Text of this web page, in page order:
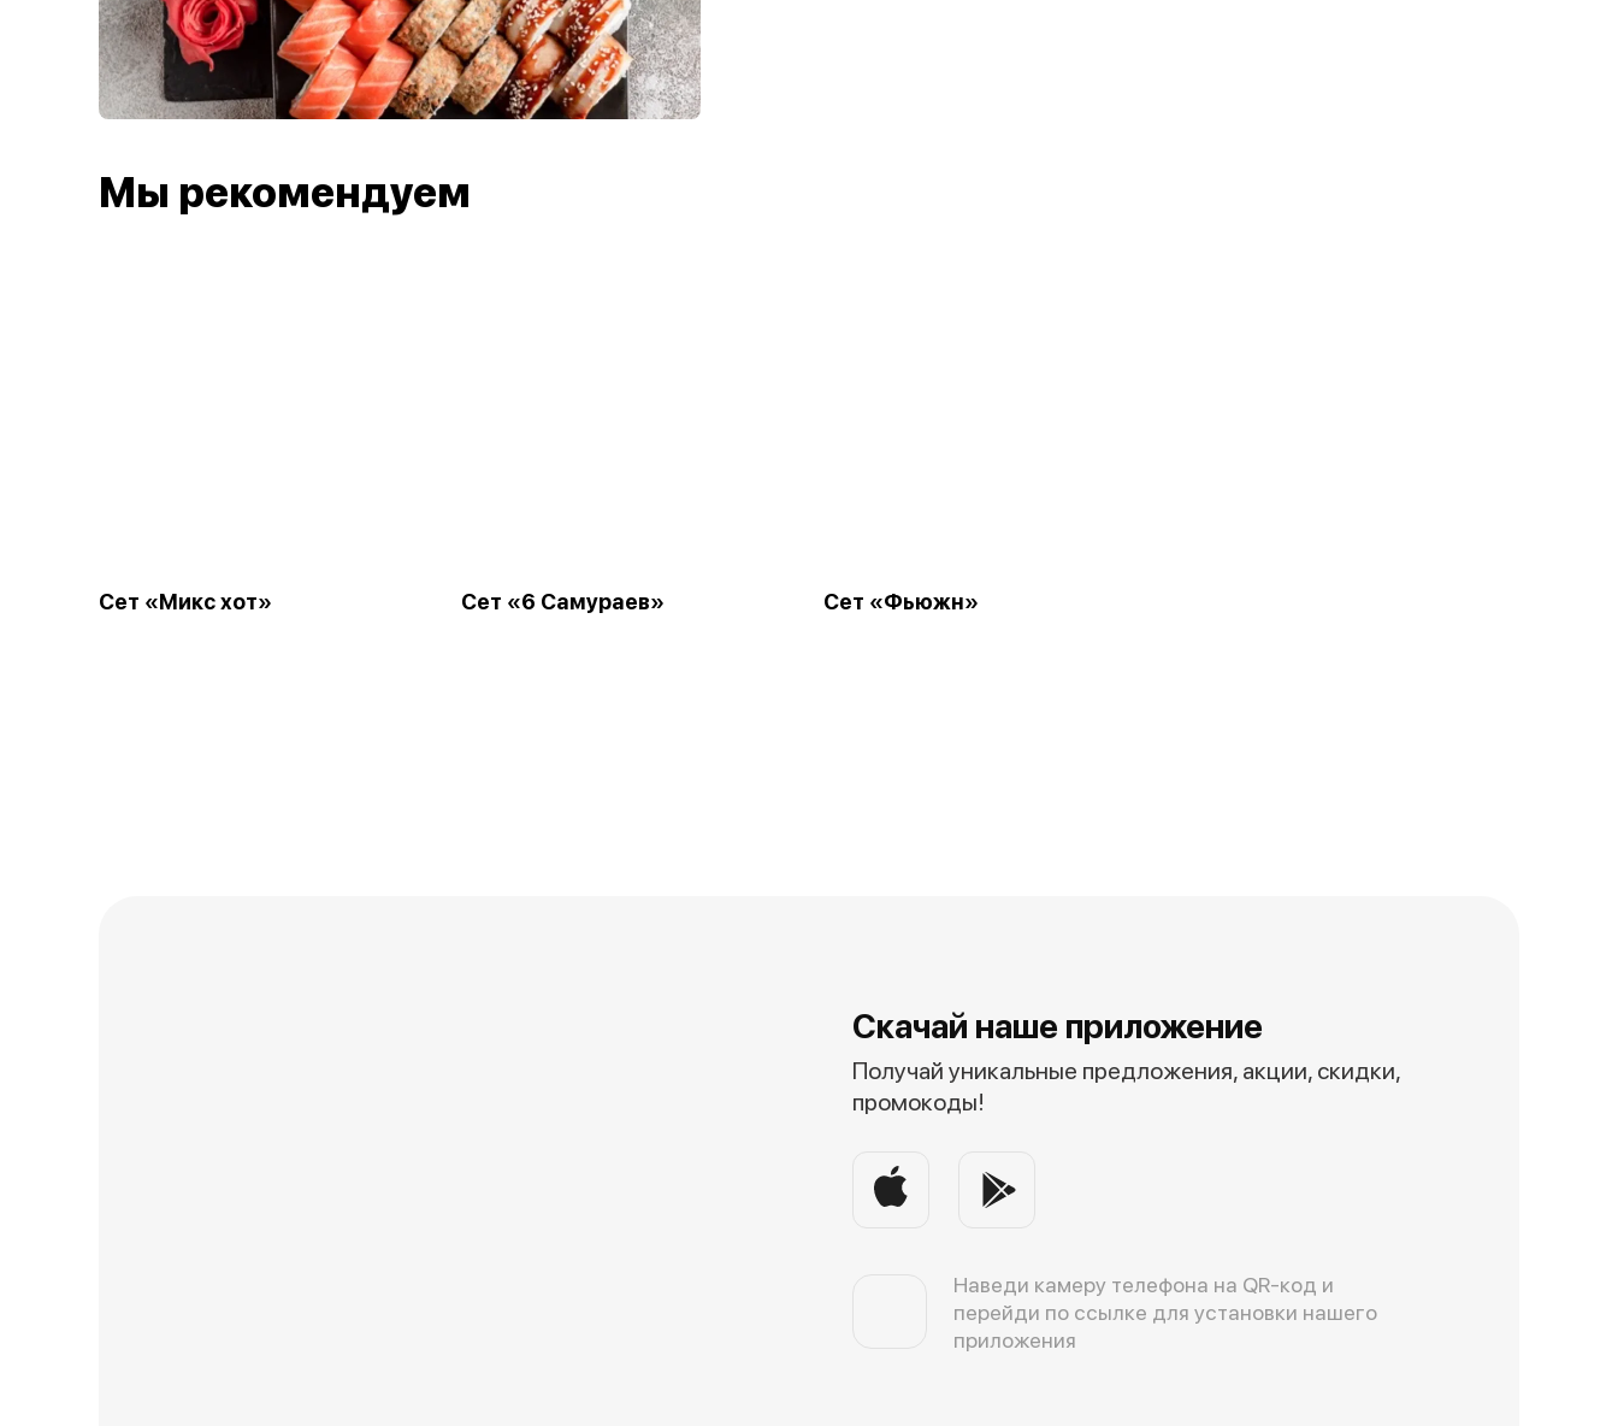
Мы рекомендуем
Сет «Микс хот» Сет «6 Самураев» Сет «Фьюжн»
Скачай наше приложение
Получай уникальные предложения, акции, скидки,
промокоды!
Наведи камеру телефона на QR-код и
перейди по ссылке для установки нашего
приложения